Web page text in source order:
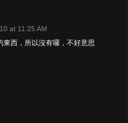
at 11:25 AM
東西，所以沒有囉，不好意思